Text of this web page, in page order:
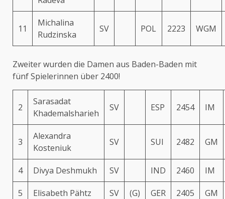
11
Michalina
Rudzinska
SV POL 2223 WGM
Zweiter wurden die Damen aus Baden-Baden mit
fünf Spielerinnen über 2400!
2
Sarasadat
Khademalsharieh
SV ESP 2454 IM
3
Alexandra
Kosteniuk
SV SUI 2482 GM
4 Divya Deshmukh SV IND 2460 IM
5 Elisabeth Pähtz SV (G) GER 2405 GM